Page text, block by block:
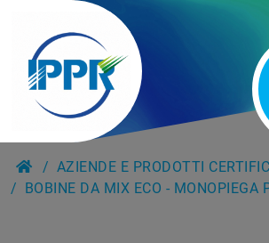
AZIENDE E PRODOTTI
BOBINE DA MIX ECO - MONOPIEGA